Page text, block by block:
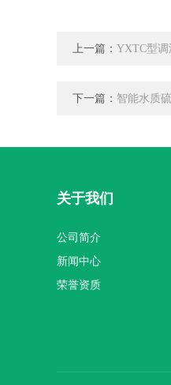
上一篇： YXTC型调
下一篇： 智能水质
关于我们
公司简介
新闻中心
荣誉资质